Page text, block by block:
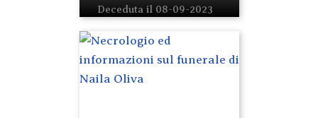
Deceduta il 08-09-2023